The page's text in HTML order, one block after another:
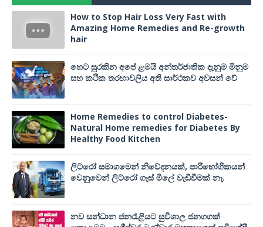
How to Stop Hair Loss Very Fast with
Amazing Home Remedies and Re-growth
hair
හෙට සුරකින අපේ ළමයි අන්තර්ජාතික දැනුම මිනුම
සහ කථික තරඟාවලිය අති සාර්ථකව අවසන් වේ
Home Remedies to control Diabetes-
Natural Home remedies for Diabetes By
Healthy Food Kitchen
ලිට්රෝ සමාගමෙන් නිවේදනයක්, පාරිභෝගිකයන්
වෙනුවෙන් ලිට්රෝ ගෑස් මිලේ වැඩිවීමක් නෑ.
නව සන්ධාන ජනරැළියට සුවිශාල ජනගගක්